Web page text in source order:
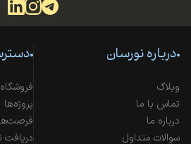
درباره نورسان
وبلاگ
تماس با ما
درباره ما
سوالات متداول
فروشگاه
پروژه‌ها
دریافت